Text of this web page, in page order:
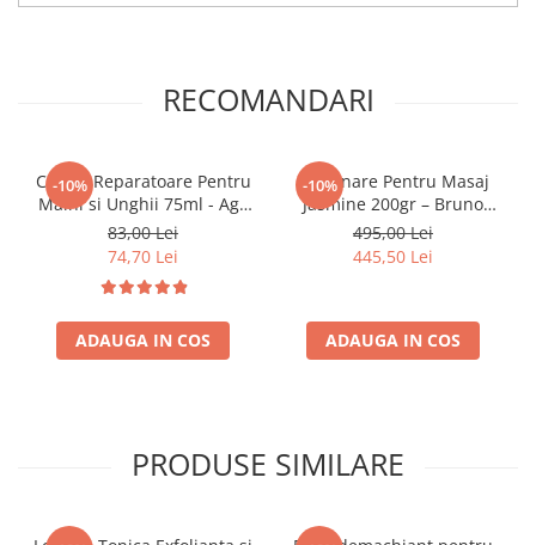
RECOMANDARI
-10%
Crema Reparatoare Pentru
Maini si Unghii 75ml - Age
Control Hand Cream –
Bruno Vassari
83,00 Lei
74,70 Lei
ADAUGA IN COS
-10%
Lumanare Pentru Masaj
Jasmine 200gr – Bruno
Vassari
495,00 Lei
445,50 Lei
ADAUGA IN COS
PRODUSE SIMILARE